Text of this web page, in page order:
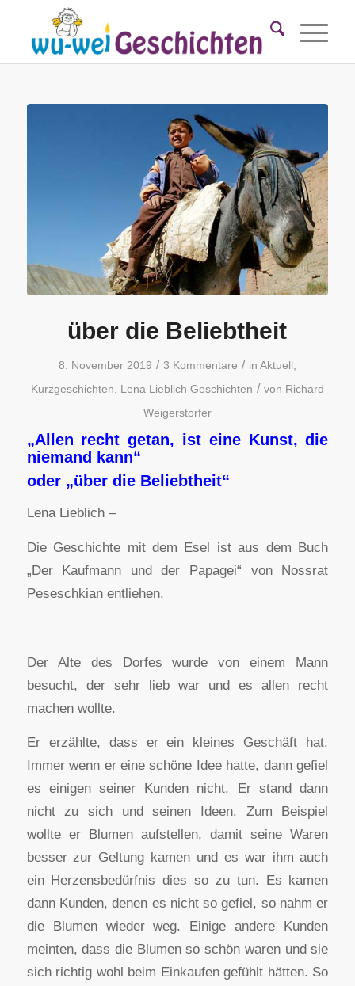
über die Beliebtheit
8. November 2019 / 3 Kommentare / in Aktuell
Kurzgeschichten
Lena Lieblich Geschichten / von Richard
Weigerstorfer
„Allen recht getan, ist eine Kunst, die
niemand kann“
oder „über die Beliebtheit“
Lena Lieblich –
Die Geschichte mit dem Esel ist aus dem Buch
„Der Kaufmann und der Papagei“ von Nossrat
Peseschkian entliehen.
Der Alte des Dorfes wurde von einem Mann
besucht, der sehr lieb war und es allen recht
machen wollte.
Er erzählte, dass er ein kleines Geschäft hat.
Immer wenn er eine schöne Idee hatte, dann gefiel
es einigen seiner Kunden nicht. Er stand dann
nicht zu sich und seinen Ideen. Zum Beispiel
wollte er Blumen aufstellen, damit seine Waren
besser zur Geltung kamen und es war ihm auch
ein Herzensbedürfnis dies so zu tun. Es kamen
dann Kunden, denen es nicht so gefiel, so nahm er
die Blumen wieder weg. Einige andere Kunden
meinten, dass die Blumen so schön waren und sie
sich richtig wohl beim Einkaufen gefühlt hätten. So